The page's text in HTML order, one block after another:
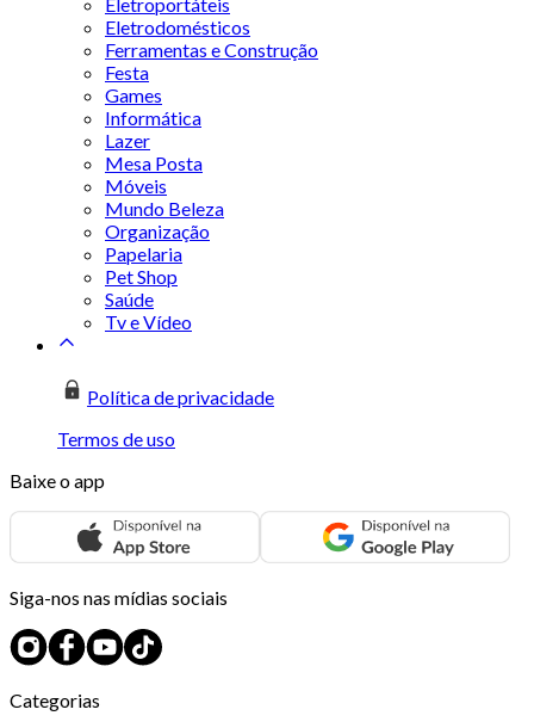
Eletrodomésticos
Ferramentas e Construção
Festa
Games
Informática
Lazer
Mesa Posta
Móveis
Mundo Beleza
Organização
Papelaria
Pet Shop
Saúde
Tv e Vídeo
Política de privacidade
Termos de uso
Baixe o app
Siga-nos nas mídias sociais
Categorias